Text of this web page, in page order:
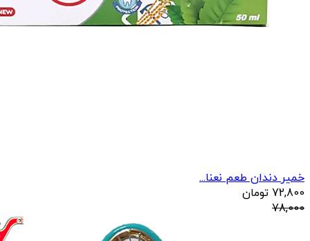
خمیر دندان طعم نعنا...
72,800 تومان
78,000